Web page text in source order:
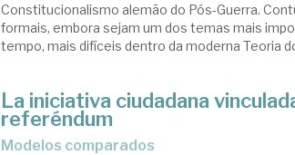
Constitucionalismo alemão do Pós-Guerra.
formais, embora sejam um dos temas mais
tempo, mais difíceis dentro da moderna Teoria
La iniciativa ciudadana
referéndum
modelos comparados